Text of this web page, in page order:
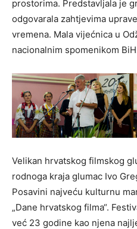
prostorima. Predstavljala je
odgovarala zahtjevima
vremena. Mala vijećnica u
nacionalnim spomenikom
Velikan hrvatskog filmskog
rodnoga kraja glumac Ivo
Posavini najveću kulturnu
„Dane hrvatskog filma“.
već 23 godine kao njena